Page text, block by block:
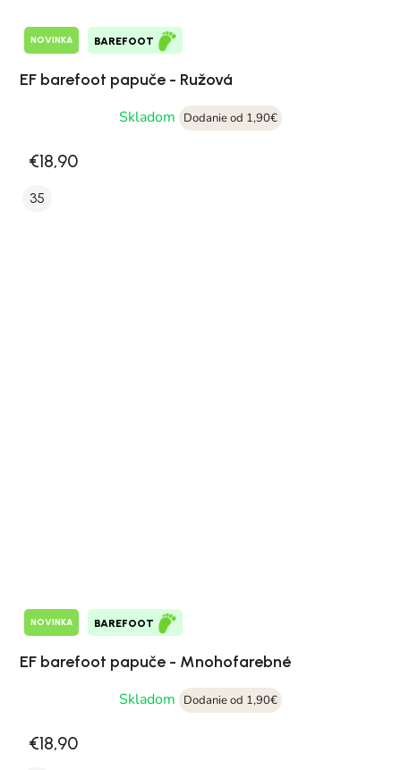
NOVINKA BAREFOOT
EF barefoot papuče - Ružová
Skladom
Dodanie od 1,90€
€18,90
35
NOVINKA BAREFOOT
EF barefoot papuče - Mnohofarebné
Skladom
Dodanie od 1,90€
€18,90